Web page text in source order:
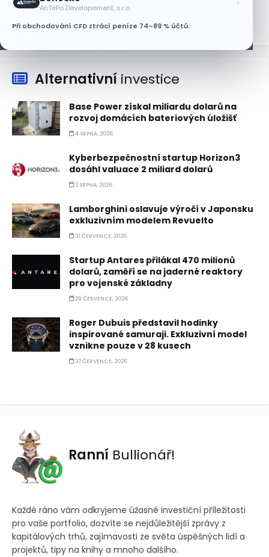
AnTePo Developement, s.r.o.
Při obchodování CFD ztrácí peníze 74–89 % účtů.
7 SRPNA, 2026
Alternativní investice
Base Power získal miliardu dolarů na
rozvoj domácích bateriových úložišť
4 SRPNA, 2026
Kyberbezpečnostní startup Horizon3
dosáhl valuace 2 miliard dolarů
2 SRPNA, 2026
Lamborghini oslavuje výročí v Japonsku
exkluzivním modelem Revuelto
31 ČERVENCE, 2026
Startup Antares přilákal 470 milionů
dolarů, zaměří se na jaderné reaktory
pro vojenské základny
29 ČERVENCE, 2026
Roger Dubuis představil hodinky
inspirované samuraji. Exkluzivní model
vznikne pouze v 28 kusech
27 ČERVENCE, 2026
Ranní Bullionář!
Každé ráno vám odkryjeme úžasné investiční příležitosti
pro vaše portfolio, dozvíte se nejdůležitější zprávy z
kapitálových trhů, zajímavosti ze světa úspěšných lidí a
projektů, tipy na knihy a mnoho dalšího.